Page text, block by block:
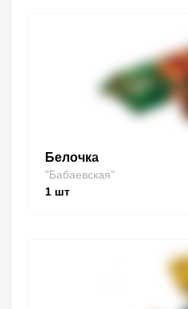
Белочка
"Бабаевская"
1 шт